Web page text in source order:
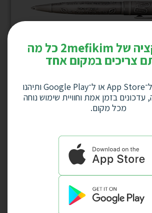
ישראל” פיוטר דגם 2375
האפליקציה של 2mefikim כל מה
צריכים במקום אחד
הורידו עכשיו ל־App Store או ל־Google Play ותיהנו
עדכונים בזמן אמת וחוויית שימוש נוחה
מכל מקום.